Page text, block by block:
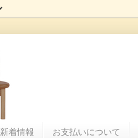
新着情報 お支払いについて